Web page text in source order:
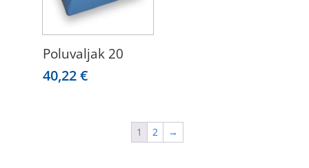
Poluvaljak 20
40,22€
1 2 →